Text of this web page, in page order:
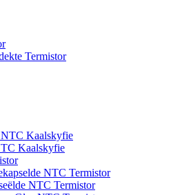
Termistor
Kaalskyfie
Kaalskyfie
NTC Termistor
NTC Termistor